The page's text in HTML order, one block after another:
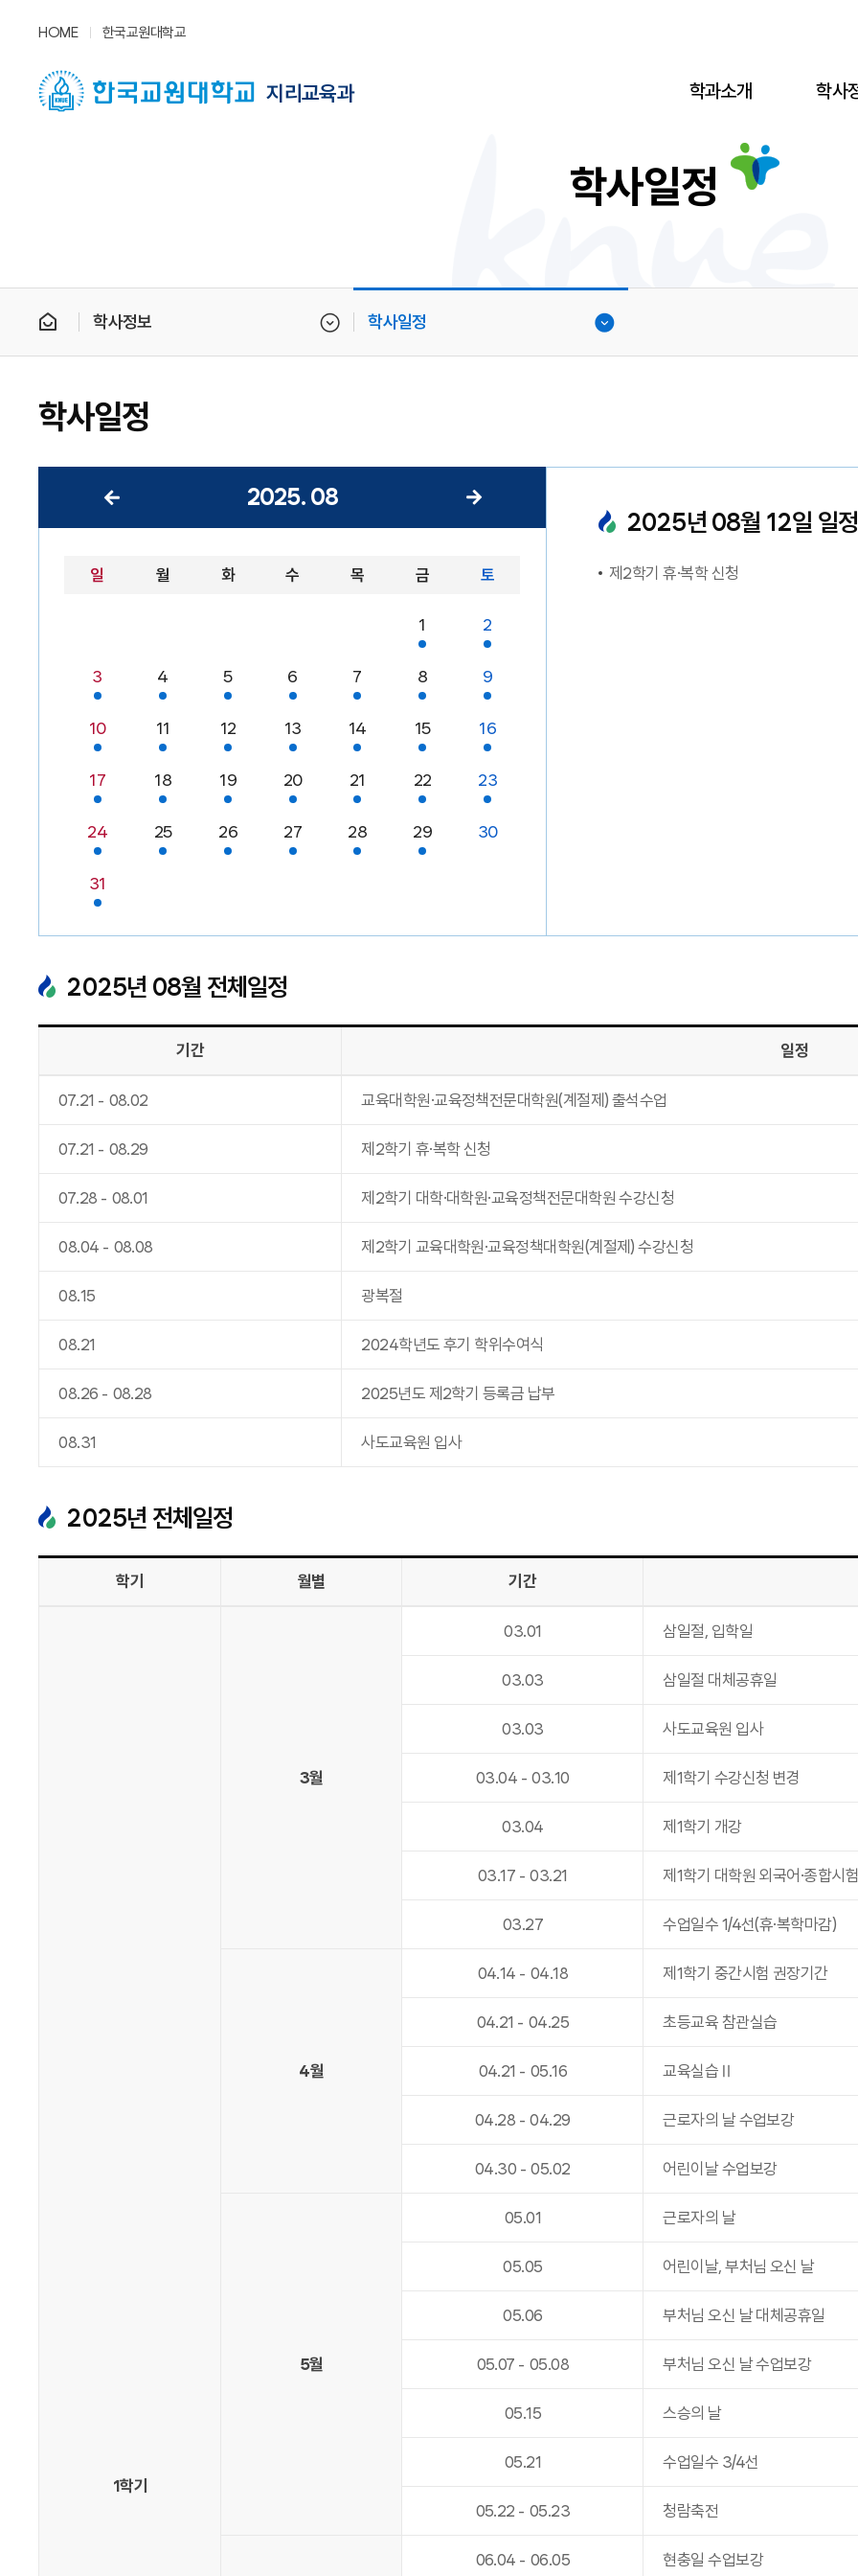
HOME 한국교원대학교
지리교육과 학과소개 학사
학사일정
학사정보 학사일정
학사일정
2025. 08
일 월 화 수 목 금 토
1 2
3 4 5 6 7 8 9
10 11 12 13 14 15 16
17 18 19 20 21 22 23
24 25 26 27 28 29 30
31
2025년 08월 12일 일정
제2학기 휴·복학 신청
2025년 08월 전체일정
기간 일정
07.21 - 08.02 교육대학원·교육정책전문대학원(계절제) 출석수업
07.21 - 08.29 제2학기 휴·복학 신청
07.28 - 08.01 제2학기 대학·대학원·교육정책전문대학원 수강신청
08.04 - 08.08 제2학기 교육대학원·교육정책대학원(계절제) 수강신청
08.15 광복절
08.21 2024학년도 후기 학위수여식
08.26 - 08.28 2025년도 제2학기 등록금 납부
08.31 사도교육원 입사
2025년 전체일정
학기 월별 기간
1학기
3월
03.01 삼일절, 입학일
03.03 삼일절 대체공휴일
03.03 사도교육원 입사
03.04 - 03.10 제1학기 수강신청 변경
03.04 제1학기 개강
03.17 - 03.21 제1학기 대학원 외국어·종합시
03.27 수업일수 1/4선(휴·복학마감)
4월
04.14 - 04.18 제1학기 중간시험 권장기간
04.21 - 04.25 초등교육 참관실습
04.21 - 05.16 교육실습Ⅱ
04.28 - 04.29 근로자의 날 수업보강
04.30 - 05.02 어린이날 수업보강
5월
05.01 근로자의 날
05.05 어린이날, 부처님 오신 날
05.06 부처님 오신 날 대체공휴일
05.07 - 05.08 부처님 오신 날 수업보강
05.15 스승의 날
05.21 수업일수 3/4선
05.22 - 05.23 청람축전
06.04 - 06.05 현충일 수업보강